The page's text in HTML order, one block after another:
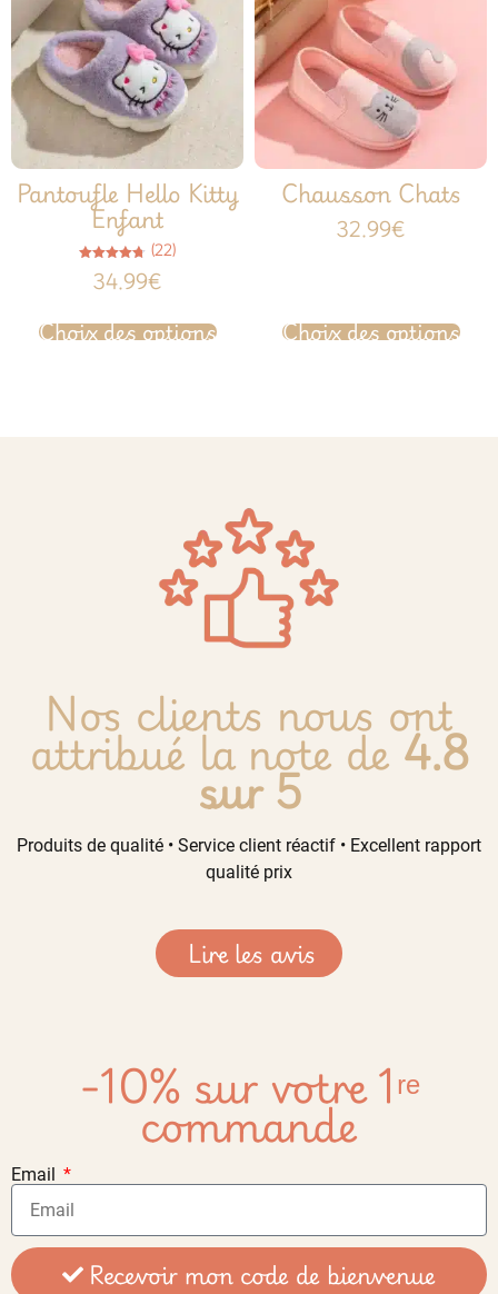
Pantoufle Hello Kitty
Enfant
4.77
sur 5
(22)
34.99€
Choix des options
Chausson Chats
32.99€
Choix des options
Nos clients nous ont
attribué la note de4.8
sur 5
Produits de qualité • Service client réactif • Excellent rapport
qualité prix
Lire les avis
-10% sur votre 1ʳᵉ
commande
Email
Recevoir mon code de bienvenue